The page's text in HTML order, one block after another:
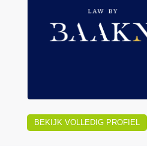
BEKIJK VOLLEDIG PROFIEL